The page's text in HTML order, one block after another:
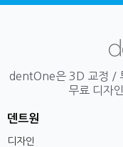
dentOne은 3D 교정 /
무료 디자
덴트원
디자인